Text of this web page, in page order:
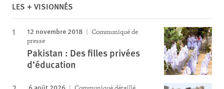
LES + VISIONNÉS
12 novembre 2018
Communiqué de
presse
Pakistan : Des filles privées
d’éducation